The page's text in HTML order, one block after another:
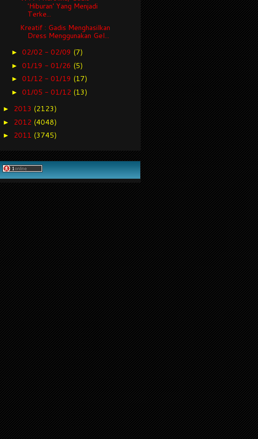
'Hiburan' Yang Menjadi
Terke...
Kreatif : Gadis Menghasilkan
Dress Menggunakan Gel...
► 02/02 - 02/09 (7)
► 01/19 - 01/26 (5)
► 01/12 - 01/19 (17)
► 01/05 - 01/12 (13)
► 2013 (2123)
► 2012 (4048)
► 2011 (3745)